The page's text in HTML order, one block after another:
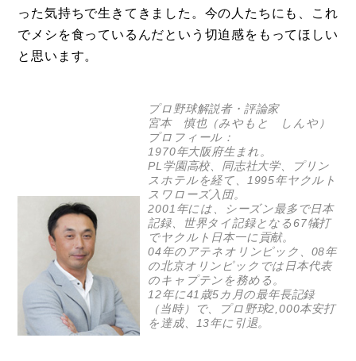
った気持ちで生きてきました。今の人たちにも、これ
でメシを食っているんだという切迫感をもってほしい
と思います。
プロ野球解説者・評論家
宮本 慎也（みやもと しんや）
プロフィール：
1970年大阪府生まれ。
PL学園高校、同志社大学、プリン
スホテルを経て、1995年ヤクルト
スワローズ入団。
2001年には、シーズン最多で日本
記録、世界タイ記録となる67犠打
でヤクルト日本一に貢献。
04年のアテネオリンピック、08年
の北京オリンピックでは日本代表
のキャプテンを務める。
12年に41歳5カ月の最年長記録
（当時）で、プロ野球2,000本安打
を達成、13年に引退。